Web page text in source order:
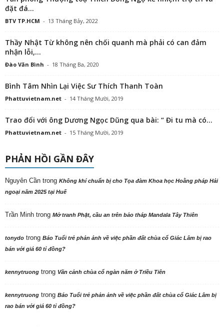
đặt đá...
BTV TP.HCM - 13 Tháng Bảy, 2022
Thầy Nhật Từ không nên chối quanh mà phải có can đảm
nhận lỗi,...
Đào Văn Bình - 18 Tháng Ba, 2020
Bình Tâm Nhìn Lại Việc Sư Thích Thanh Toàn
Phattuvietnam.net - 14 Tháng Mười, 2019
Trao đổi với ông Dương Ngọc Dũng qua bài: “ Đi tu mà có...
Phattuvietnam.net - 15 Tháng Mười, 2019
PHẢN HỒI GẦN ĐÂY
Nguyên Cần trong Không khí chuẩn bị cho Tọa đàm Khoa học Hoằng pháp Hải
ngoại năm 2025 tại Huế
Trần Minh trong Mở tranh Phật, cầu an trên bảo tháp Mandala Tây Thiên
tonydo trong Báo Tuổi trẻ phản ảnh về việc phần đất chùa cổ Giác Lâm bị rao
bán với giá 60 tỉ đồng?
kennytruong trong Vãn cảnh chùa cổ ngàn năm ở Triều Tiên
kennytruong trong Báo Tuổi trẻ phản ảnh về việc phần đất chùa cổ Giác Lâm bị
rao bán với giá 60 tỉ đồng?